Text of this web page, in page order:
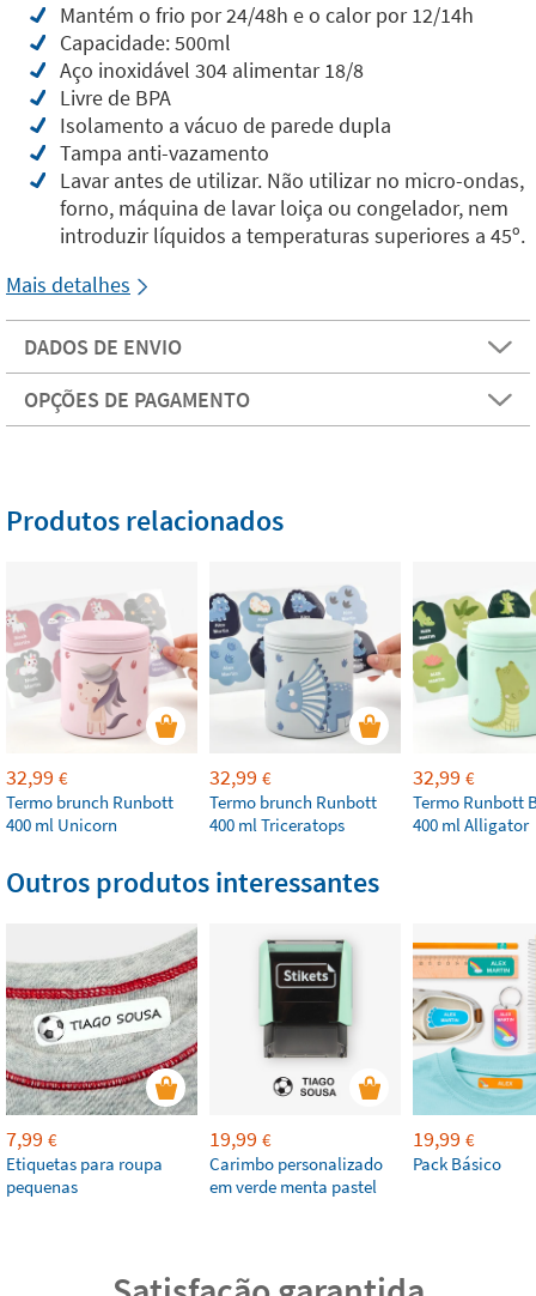
Mantém o frio por 24/48h e o calor por 12/14h
Capacidade: 500ml
Aço inoxidável 304 alimentar 18/8
Livre de BPA
Isolamento a vácuo de parede dupla
Tampa anti-vazamento
Lavar antes de utilizar. Não utilizar no micro-ondas,
forno, máquina de lavar loiça ou congelador, nem
introduzir líquidos a temperaturas superiores a 45º.
Mais detalhes
DADOS DE ENVIO
OPÇÕES DE PAGAMENTO
Produtos relacionados
32,99 €
Termo brunch Runbott
400 ml Unicorn
32,99 €
Termo brunch Runbott
400 ml Triceratops
32,99 €
Termo Runbott
400 ml Alligator
Outros produtos interessantes
7,99 €
Etiquetas para roupa
pequenas
19,99 €
Carimbo personalizado
em verde menta pastel
19,99 €
Pack Básico